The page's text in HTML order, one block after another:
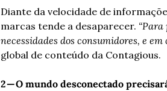
Diante da velocidade de
marcas tende a desaparecer. “Para
necessidades dos consumidores, e
global de conteúdo da Contagious.
2 — O mundo desconectado